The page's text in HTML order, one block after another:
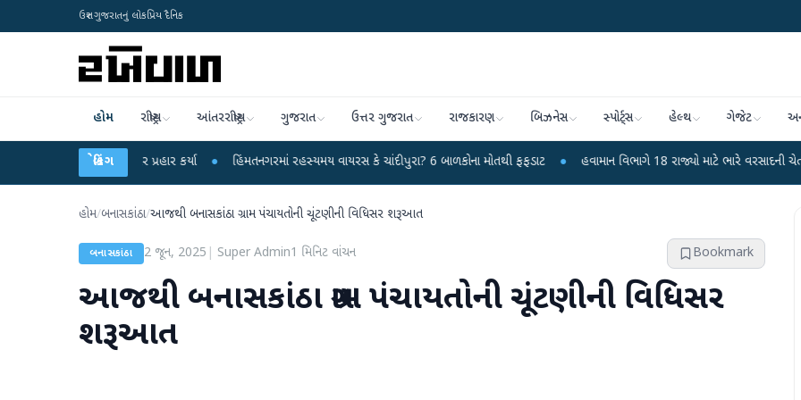
ઉત્તર ગુજરાતનું લોકપ્રિય દૈનિક
હોમ રાષ્ટ્રીય આંતરરાષ્ટ્રીય ગુજરાત ઉત્તર ગુજરાત રાજકારણ બિઝનેસ સ્પોર્ટ્સ હેલ્થ ગેજેટ
બ્રેકિંગ
કેન્દ્ર પર પ્રહાર કર્યા ● હિંમતનગરમાં રહસ્યમય વાયરસ કે ચાંદીપુરા? 6 બાળકોના મોતથી ફફડાટ ● હવામાન વિભાગે 18 રાજ્યો માટે ભારે વરસાદની ચેતવણી જારી કરી
હોમ/બનાસકાંઠા/આજથી બનાસકાંઠા ગ્રામ પંચાયતોની ચૂંટણીની વિધિસર શરૂઆત
બનાસકાંઠા 2 જૂન, 2025 Super Admin1 મિનિટ વાંચન Bookmark
આજથી બનાસકાંઠા ગ્રામ પંચાયતોની ચૂંટણીની વિધિસર
શરૂઆત